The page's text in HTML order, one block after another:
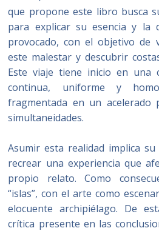
que propone este libro busca
para explicar su esencia y la
provocado, con el objetivo de
este malestar y descubrir
Este viaje tiene inicio en una
continua, uniforme y
fragmentada en un acelerado
simultaneidades.
Asumir esta realidad implica
recrear una experiencia que
propio relato. Como
“islas”, con el arte como
elocuente archipiélago. De
crítica presente en las